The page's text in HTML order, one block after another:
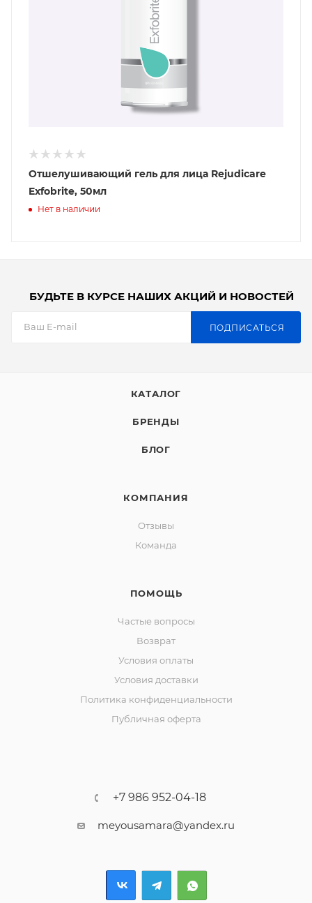
Отшелушивающий гель для лица Rejudicare
Exfobrite, 50мл
Нет в наличии
БУДЬТЕ В КУРСЕ НАШИХ АКЦИЙ И НОВОСТЕЙ
ПОДПИСАТЬСЯ
КАТАЛОГ
БРЕНДЫ
БЛОГ
КОМПАНИЯ
Отзывы
Команда
ПОМОЩЬ
Частые вопросы
Возврат
Условия оплаты
Условия доставки
Политика конфиденциальности
Публичная оферта
+7 986 952-04-18
meyousamara@yandex.ru